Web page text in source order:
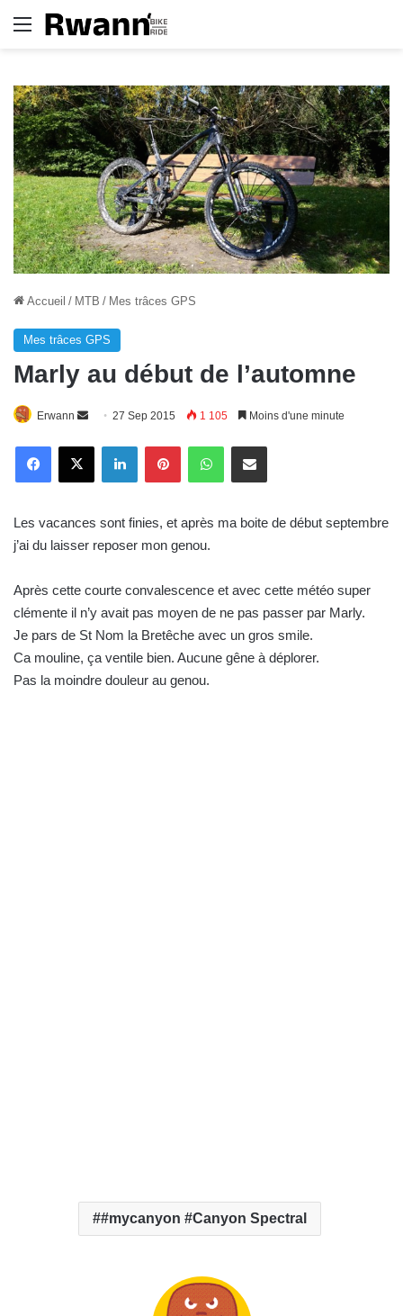
Menu
Accueil / MTB / Mes trâces GPS
Mes trâces GPS
Marly au début de l’automne
Erwann
o
e
r
n
c
o
u
r
27 Sep 2015 1 105 Moins d'une minute
Les vacances sont finies, et après ma boite de début septembre
j’ai du laisser reposer mon genou.
Après cette courte convalescence et avec cette météo super
clémente il n’y avait pas moyen de ne pas passer par Marly.
Je pars de St Nom la Bretêche avec un gros smile.
Ca mouline, ça ventile bien. Aucune gêne à déplorer.
Pas la moindre douleur au genou.
#mycanyon #Canyon Spectral